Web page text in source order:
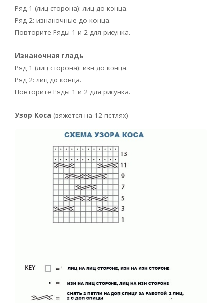
Ряд 1 (лиц сторона): лиц до конца.
Ряд 2: изнаночные до конца.
Повторите Ряды 1 и 2 для рисунка.
Изнаночная гладь
Ряд 1 (лиц сторона): изн до конца.
Ряд 2: лиц до конца.
Повторите Ряды 1 и 2 для рисунка.
Узор Коса (вяжется на 12 петлях)